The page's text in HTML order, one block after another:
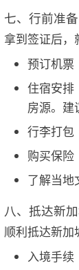
七、行前准备
拿到签证后，
预订机票
住宿安排
房源。建
行李打包
购买保险
了解当地
八、抵达新
顺利抵达新加
入境手续